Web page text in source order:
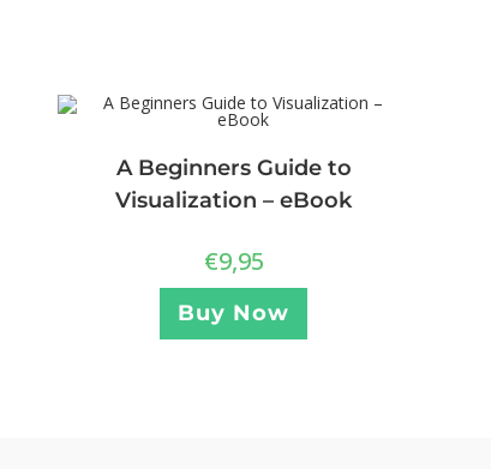
A Beginners Guide to
Visualization – eBook
€9,95
Buy Now